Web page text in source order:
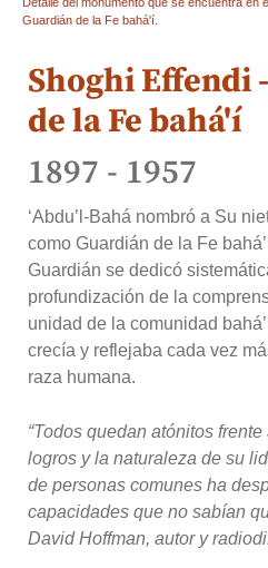
Guardián de la Fe bahá'í.
Shoghi Effendi
de la Fe bahá'í
1897 - 1957
‘Abdu’l-Bahá nombró a Su
como Guardián de la Fe
Guardián se dedicó
profundización de la
unidad de la comunidad
crecía y reflejaba cada vez
raza humana.
“Todos quedan atónitos
logros y la naturaleza de su
de personas comunes ha
capacidades que no sabían
David Hoffman, autor y